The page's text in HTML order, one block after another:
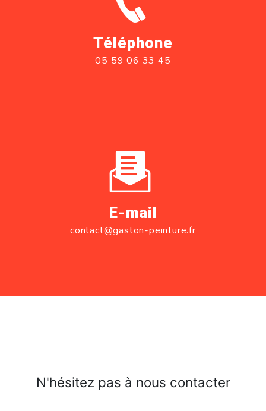
Téléphone
05 59 06 33 45
E-mail
contact@gaston-peinture.fr
N'hésitez pas à nous contacter